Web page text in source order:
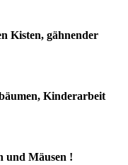
Kisten, gähnender
Kinderarbeit
und Mäusen !